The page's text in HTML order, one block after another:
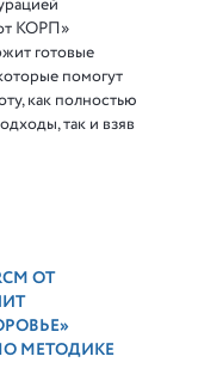
КОРП»
готовые
помогут
как полностью
так и взяв
ОТ
МЕТОДИКЕ